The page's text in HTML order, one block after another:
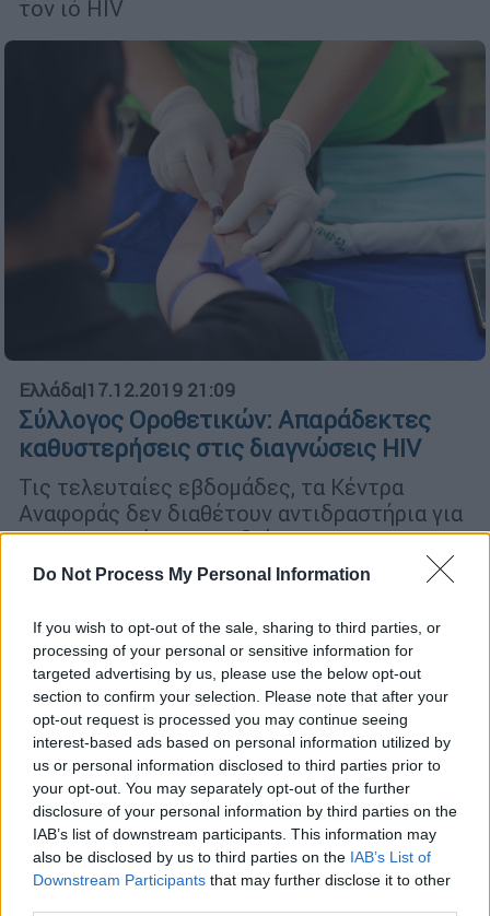
Do Not Process My Personal Information
If you wish to opt-out of the sale, sharing to third parties, or
processing of your personal or sensitive information for
targeted advertising by us, please use the below opt-out
section to confirm your selection. Please note that after your
opt-out request is processed you may continue seeing
interest-based ads based on personal information utilized by
us or personal information disclosed to third parties prior to
your opt-out. You may separately opt-out of the further
disclosure of your personal information by third parties on the
IAB’s list of downstream participants. This information may
also be disclosed by us to third parties on the IAB’s List of
Downstream Participants that may further disclose it to other
τον ιό HIV
Ελλάδα|17.12.2019 21:09
Σύλλογος Οροθετικών: Απαράδεκτες
καθυστερήσεις στις διαγνώσεις HIV
Τις τελευταίες εβδομάδες, τα Κέντρα
Αναφοράς δεν διαθέτουν αντιδραστήρια για
την επιβεβαίωση της διάγνωσης HIV
επισημαίνει σε ανακοίνωσή της η «Θετική